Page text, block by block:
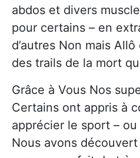
abdos et divers
pour certains – en
d’autres Non mais
des trails de la mort
Grâce à Vous Nos
Certains ont appris à
apprécier le sport –
Nous avons